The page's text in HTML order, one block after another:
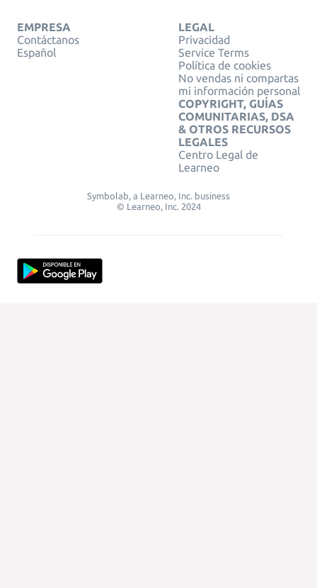
EMPRESA
Contáctanos
Español
LEGAL
Privacidad
Service Terms
Política de cookies
No vendas ni compartas
mi información personal
COPYRIGHT, GUÍAS
COMUNITARIAS, DSA
& OTROS RECURSOS
LEGALES
Centro Legal de
Learneo
Symbolab, a Learneo, Inc. business
© Learneo, Inc. 2024